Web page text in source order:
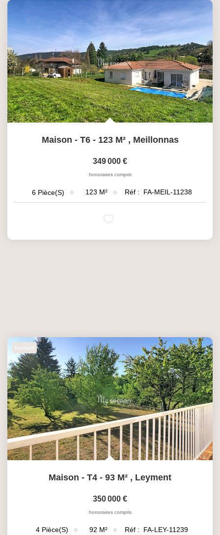
Maison - T6 - 123 M² , Meillonnas
349 000 €
honoraires compris
6 Pièce(s) 123 M² Réf : FA-MEIL-11238
Exclusif
Maison - T4 - 93 M² , Leyment
350 000 €
honoraires compris
4 Pièce(s) 92 M² Réf : FA-LEY-11239